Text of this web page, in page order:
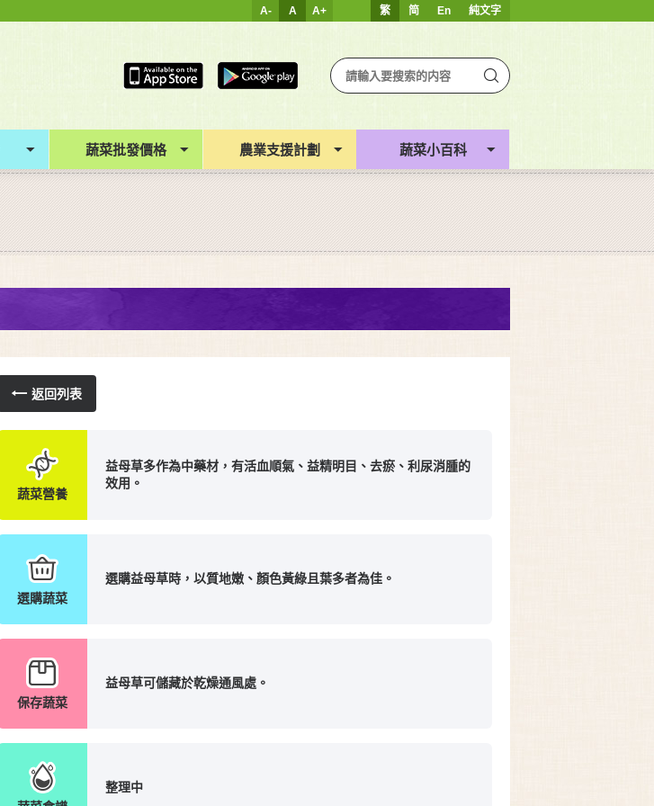
繁 简 En 純文字
A- A A+
蔬菜批發價格 農業支援計劃 蔬菜小百科
返回列表
蔬菜營養
益母草多作為中藥材，有活血順氣、益精明目、去瘀、利尿消腫的
效用。
選購蔬菜
選購益母草時，以質地嫩、顏色黃綠且葉多者為佳。
保存蔬菜
益母草可儲藏於乾燥通風處。
整理中